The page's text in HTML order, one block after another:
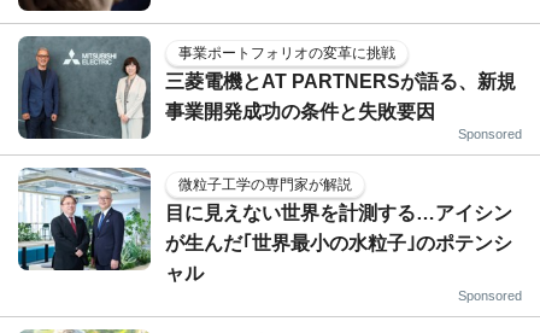
事業ポートフォリオの変革に挑戦
三菱電機とAT PARTNERSが語る、新規
事業開発成功の条件と失敗要因
Sponsored
微粒子工学の専門家が解説
目に見えない世界を計測する…アイシン
が生んだ｢世界最小の水粒子｣のポテンシ
ャル
Sponsored